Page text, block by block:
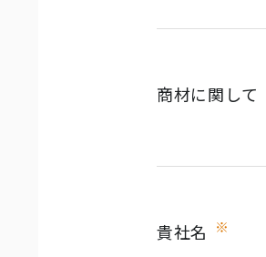
商材に関して
貴社名 ※